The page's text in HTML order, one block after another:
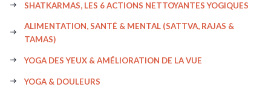
SHATKARMAS, LES 6 ACTIONS NETTOYANTES YOGIQUES
ALIMENTATION, SANTÉ & MENTAL (SATTVA, RAJAS &
TAMAS)
YOGA DES YEUX & AMÉLIORATION DE LA VUE
YOGA & DOULEURS